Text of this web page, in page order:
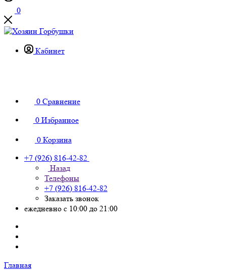
0
Кабинет
0 Сравнение
0 Избранное
0 Корзина
+7 (926) 816-42-82
Назад
Телефоны
+7 (926) 816-42-82
Заказать звонок
ежедневно с 10:00 до 21:00
Главная